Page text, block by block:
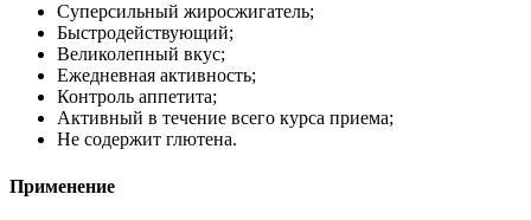
Суперсильный жиросжигатель;
Быстродействующий;
Великолепный вкус;
Ежедневная активность;
Контроль аппетита;
Активный в течение всего курса приема;
Не содержит глютена.
Применение